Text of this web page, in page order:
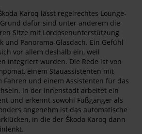
Karoq lässt regelrechtes Lounge-
dafür sind unter anderem die
Sitze mit Lordosenunterstützung
und Panorama-Glasdach. Ein Gefühl
vor allem deshalb ein, weil
integriert wurden. Die Rede ist von
einem Stauassistenten mit
Fahren und einem Assistenten für das
In der Innenstadt arbeitet ein
und erkennt sowohl Fußgänger als
angenehm ist das automatische
in die der Škoda Karoq dann